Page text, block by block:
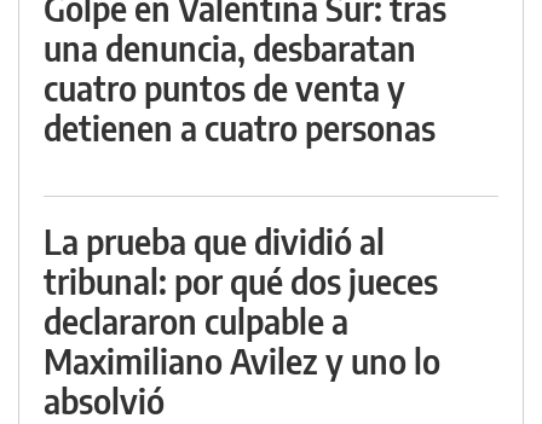
una denuncia, desbaratan
cuatro puntos de venta y
detienen a cuatro personas
La prueba que dividió al
tribunal: por qué dos jueces
declararon culpable a
Maximiliano Avilez y uno lo
absolvió